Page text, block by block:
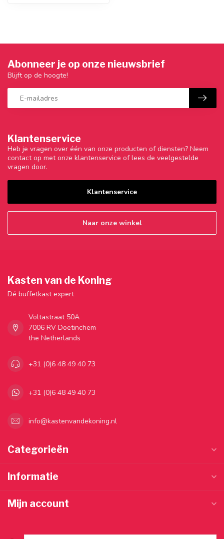
Klantenservice
Heb je vragen over één van onze producten of diensten? Neem
contact op met onze klantenservice of lees de veelgestelde
vragen door.
Klantenservice
Naar onze winkel
Abonneer je op onze nieuwsbrief
Blijft op de hoogte!
Kasten van de Koning
Dé buffetkast expert
Voltastraat 50A
7006 RV Doetinchem
the Netherlands
+31 (0)6 48 49 40 73
+31 (0)6 48 49 40 73
info@kastenvandekoning.nl
Categorieën
Informatie
Mijn account